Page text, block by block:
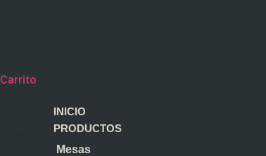
Carrito
INICIO
PRODUCTOS
Mesas